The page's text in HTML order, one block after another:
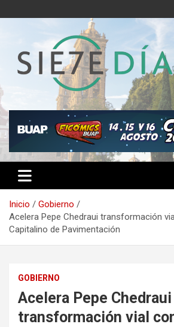
al
Semanario 7 Días
Inicio
Gobierno
Acelera Pepe Chedraui transformación
Capitalino de Pavimentación
GOBIERNO
Acelera Pepe Chedraui
transformación vial